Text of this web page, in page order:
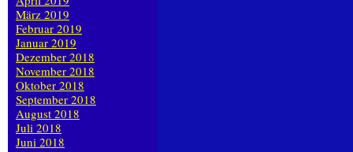
März 2019
Februar 2019
Januar 2019
Dezember 2018
November 2018
Oktober 2018
September 2018
August 2018
Juli 2018
Juni 2018